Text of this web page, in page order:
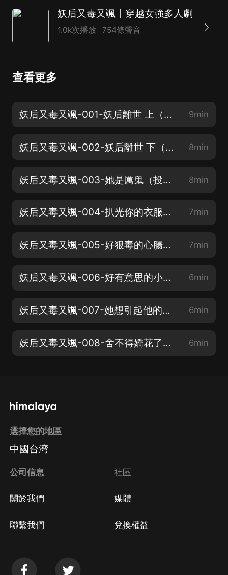
妖后又毒又颯丨穿越女強多人劇
1.0k次播放 754條聲音
查看更多
妖后又毒又颯-001-妖后離世 上（點點訂閱不迷路~） 9min
妖后又毒又颯-002-妖后離世 下（快快添加收藏本專輯吧~） 8min
妖后又毒又颯-003-她是厲鬼（投個月票唄~） 8min
妖后又毒又颯-004-扒光你的衣服（每天3更來拉~） 7min
妖后又毒又颯-005-好狠毒的心腸（群里福利多多哦~） 7min
妖后又毒又颯-006-好有意思的小姑娘（點讚呀！） 6min
妖后又毒又颯-007-她想引起他的注意 6min
妖后又毒又颯-008-舍不得嬌花了（月票月票） 6min
選擇您的地區
中國台湾
公司信息
關於我們
聯繫我們
社區
媒體
兌換權益